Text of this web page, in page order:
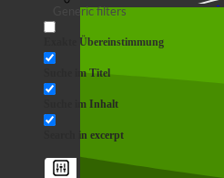
Generic filters
Exakte Übereinstimmung
Suche im Titel
Suche im Inhalt
Search in excerpt